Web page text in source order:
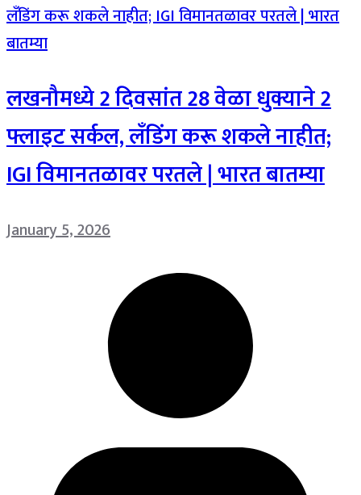
लखनौमध्ये 2 दिवसांत 28 वेळा धुक्याने 2
फ्लाइट सर्कल, लँडिंग करू शकले नाहीत;
IGI विमानतळावर परतले | भारत बातम्या
January 5, 2026